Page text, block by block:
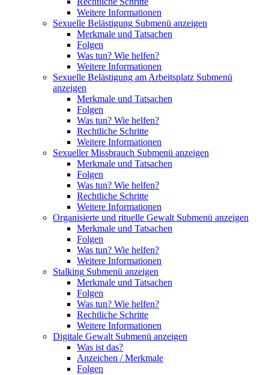
Weitere Informationen
Sexuelle Belästigung Submenü anzeigen
Merkmale und Tatsachen
Folgen
Was tun? Wie helfen?
Weitere Informationen
Sexuelle Belästigung am Arbeitsplatz Submenü
anzeigen
Merkmale und Tatsachen
Folgen
Was tun? Wie helfen?
Rechtliche Schritte
Weitere Informationen
Sexueller Missbrauch Submenü anzeigen
Merkmale und Tatsachen
Folgen
Was tun? Wie helfen?
Rechtliche Schritte
Weitere Informationen
Organisierte und rituelle Gewalt Submenü anzeigen
Merkmale und Tatsachen
Folgen
Was tun? Wie helfen?
Weitere Informationen
Stalking Submenü anzeigen
Merkmale und Tatsachen
Folgen
Was tun? Wie helfen?
Rechtliche Schritte
Weitere Informationen
Digitale Gewalt Submenü anzeigen
Was ist das?
Anzeichen / Merkmale
Folgen